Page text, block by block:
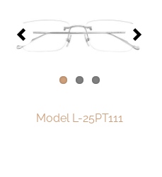
Model L-25PT111
经典系列 “精选款式”
经典系列 “雕花款式”
精致珠宝系列
高级珠宝系列